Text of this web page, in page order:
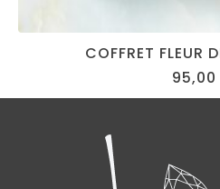
COFFRET FLEUR
95,00